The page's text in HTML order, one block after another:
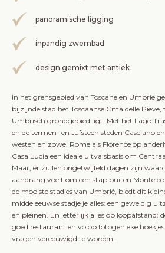
panoramische ligging
inpandig zwembad
design gemixt met antiek
In het grensgebied van Toscane en Umbrië
bijzijnde stad het Toscaanse Città delle
Umbrisch grondgebied ligt. Met het Lago
en de termen- en tufsteen steden Casciano
westen en zowel Rome als Florence op
Casa Lucia een ideale uitvalsbasis om
Maar, er zullen ongetwijfeld dagen zijn
aandrang voelt om een stap buiten
de mooiste stadjes van Umbriê, biedt dit
middeleeuwse stadje je alles: een geweldig
en pleinen. En letterlijk alles op loopafstand:
goed restaurant en volop fotogenieke
vragen vereeuwigd te worden.